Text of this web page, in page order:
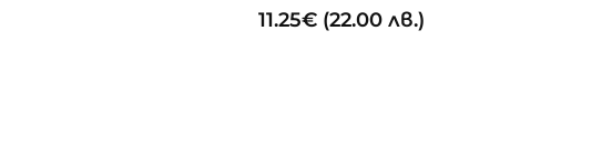
11.25€ (22.00 лв.)